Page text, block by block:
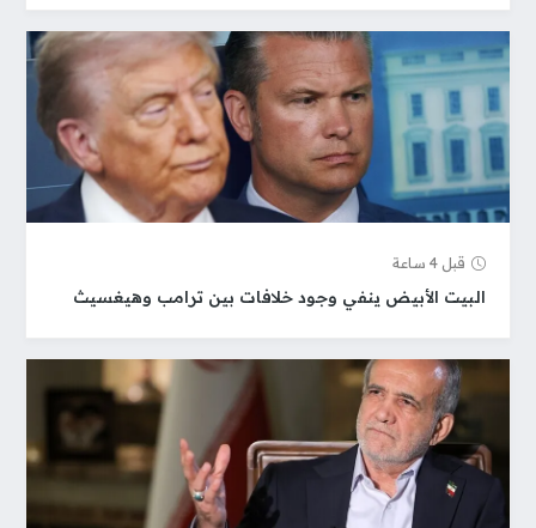
قبل 4 ساعة
البيت الأبيض ينفي وجود خلافات بين ترامب وهيغسيث